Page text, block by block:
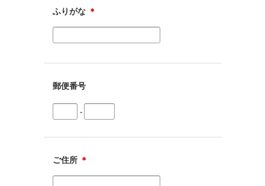
ふりがな ＊
郵便番号
-
ご住所 ＊